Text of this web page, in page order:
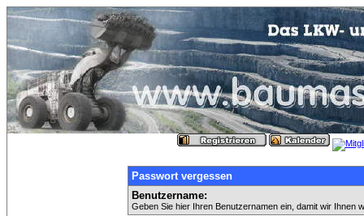
Passwort vergessen
Benutzername:
Geben Sie hier Ihren Benutzernamen ein, damit wir Ihnen